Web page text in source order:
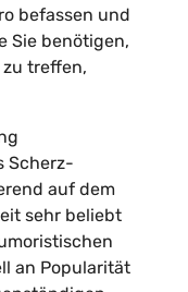
befassen und
Sie benötigen,
treffen,
Scherz-
auf dem
sehr beliebt
an Popularität